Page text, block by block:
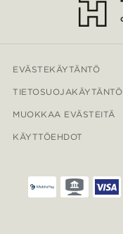
EVÄSTEKÄYTÄNTÖ
TIETOSUOJAKÄYTÄNTÖ
MUOKKAA EVÄSTEITÄ
KÄYTTÖEHDOT